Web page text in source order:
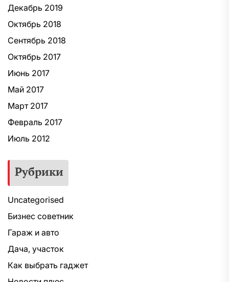
Декабрь 2019
Октябрь 2018
Сентябрь 2018
Октябрь 2017
Июнь 2017
Май 2017
Март 2017
Февраль 2017
Июль 2012
Рубрики
Uncategorised
Бизнес советник
Гараж и авто
Дача, участок
Как выбрать гаджет